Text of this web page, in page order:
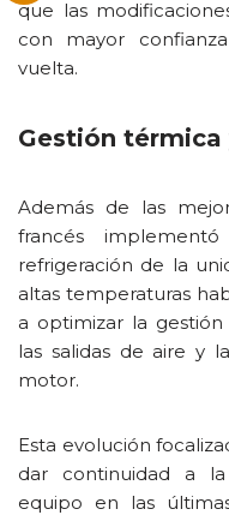
que las
con mayor
vuelta.
Gestión
Además de las
francés
refrigeración de la
altas temperaturas
a optimizar la
las salidas de aire y
motor.
Esta evolución
dar continuidad a
equipo en las